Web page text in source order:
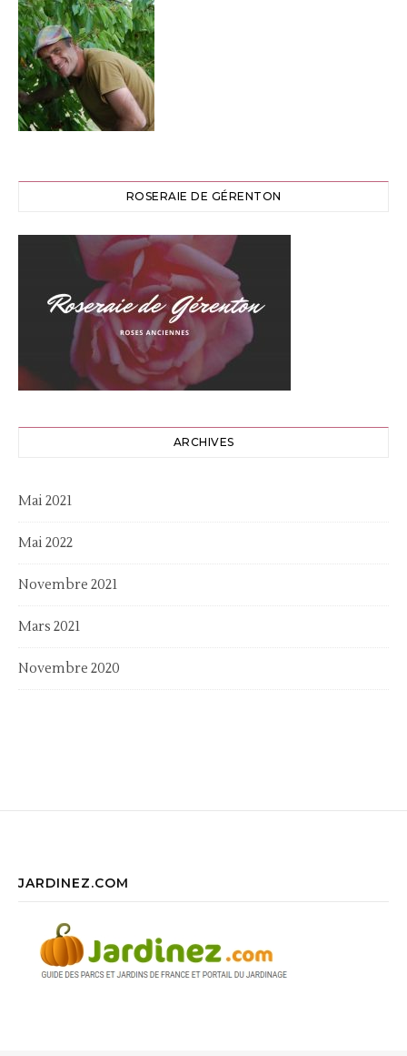
ROSERAIE DE GÉRENTON
ARCHIVES
Mai 2021
Mai 2022
Novembre 2021
Mars 2021
Novembre 2020
JARDINEZ.COM